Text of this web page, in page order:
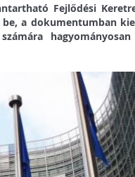
Fejlődési
a dokumentumban